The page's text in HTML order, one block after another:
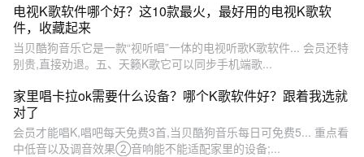
电视K歌软件哪个好？这10款最火，最好用的电视K歌软
件，收藏起来
当贝酷狗音乐它是一款“视听唱”一体的电视听歌K歌软件... 会员还特
别贵,直接劝退。五、天籁K歌它可以同步手机端歌...
家里唱卡拉ok需要什么设备？哪个K歌软件好？跟着我选就
对了
会员才能唱K,唱吧每天免费3首,当贝酷狗音乐每日可免费5... 重点看
中低音以及调音效果②音响能不能适配家里的设备;...